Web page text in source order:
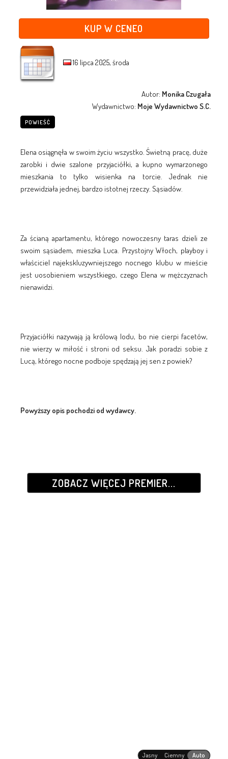
KUP W CENEO
16 lipca 2025, środa
Autor: Monika Czugała
Wydawnictwo: Moje Wydawnictwo S.C.
POWIEŚĆ
Elena osiągnęła w swoim życiu wszystko. Świetną pracę, duże
zarobki i dwie szalone przyjaciółki, a kupno wymarzonego
mieszkania to tylko wisienka na torcie. Jednak nie
przewidziała jednej, bardzo istotnej rzeczy. Sąsiadów.
Za ścianą apartamentu, którego nowoczesny taras dzieli ze
swoim sąsiadem, mieszka Luca. Przystojny Włoch, playboy i
właściciel najekskluzywniejszego nocnego klubu w mieście
jest uosobieniem wszystkiego, czego Elena w mężczyznach
nienawidzi.
Przyjaciółki nazywają ją królową lodu, bo nie cierpi facetów,
nie wierzy w miłość i stroni od seksu. Jak poradzi sobie z
Lucą, którego nocne podboje spędzają jej sen z powiek?
Powyższy opis pochodzi od wydawcy.
ZOBACZ WIĘCEJ PREMIER...
Jasny Ciemny Auto